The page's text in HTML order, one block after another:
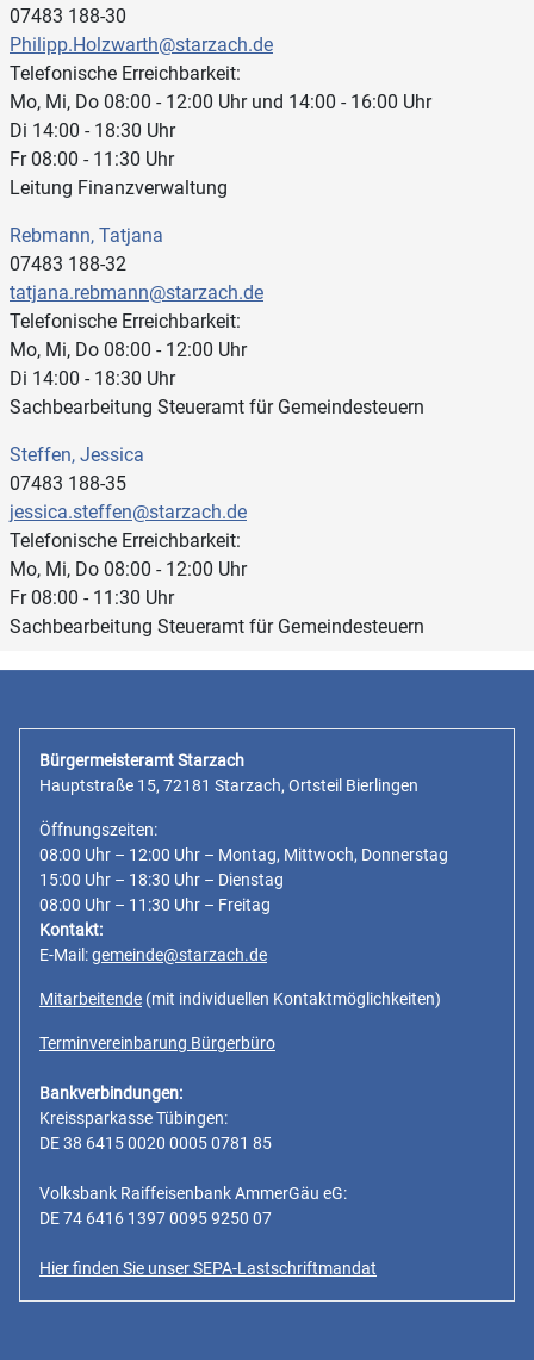
07483 188-30
Philipp.Holzwarth@starzach.de
Telefonische Erreichbarkeit:
Mo, Mi, Do 08:00 - 12:00 Uhr und 14:00 - 16:00 Uhr
Di 14:00 - 18:30 Uhr
Fr 08:00 - 11:30 Uhr
Leitung Finanzverwaltung
Rebmann, Tatjana
07483 188-32
tatjana.rebmann@starzach.de
Telefonische Erreichbarkeit:
Mo, Mi, Do 08:00 - 12:00 Uhr
Di 14:00 - 18:30 Uhr
Sachbearbeitung Steueramt für Gemeindesteuern
Steffen, Jessica
07483 188-35
jessica.steffen@starzach.de
Telefonische Erreichbarkeit:
Mo, Mi, Do 08:00 - 12:00 Uhr
Fr 08:00 - 11:30 Uhr
Sachbearbeitung Steueramt für Gemeindesteuern
Bürgermeisteramt Starzach
Hauptstraße 15, 72181 Starzach, Ortsteil Bierlingen
Öffnungszeiten:
08:00 Uhr – 12:00 Uhr – Montag, Mittwoch, Donnerstag
15:00 Uhr – 18:30 Uhr – Dienstag
08:00 Uhr – 11:30 Uhr – Freitag
Kontakt:
E-Mail:gemeinde@starzach.de
Mitarbeitende (mit individuellen Kontaktmöglichkeiten)
Terminvereinbarung Bürgerbüro
Bankverbindungen:
Kreissparkasse Tübingen:
DE 38 6415 0020 0005 0781 85
Volksbank Raiffeisenbank AmmerGäu eG:
DE 74 6416 1397 0095 9250 07
Hier finden Sie unser SEPA-Lastschriftmandat